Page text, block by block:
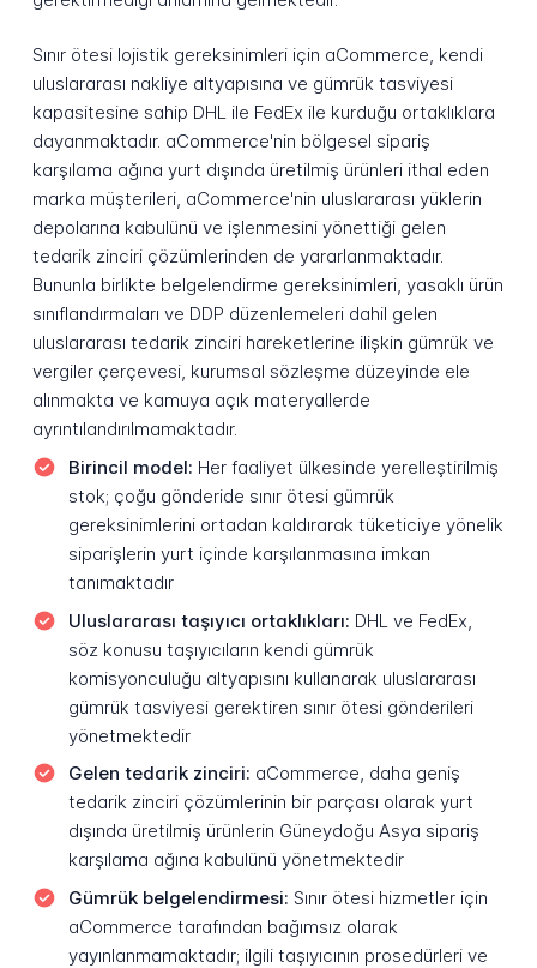
Sınır ötesi lojistik gereksinimleri için aCommerce, kendi
uluslararası nakliye altyapısına ve gümrük tasviyesi
kapasitesine sahip DHL ile FedEx ile kurduğu ortaklıklara
dayanmaktadır. aCommerce'nin bölgesel sipariş
karşılama ağına yurt dışında üretilmiş ürünleri ithal eden
marka müşterileri, aCommerce'nin uluslararası yüklerin
depolarına kabulünü ve işlenmesini yönettiği gelen
tedarik zinciri çözümlerinden de yararlanmaktadır.
Bununla birlikte belgelendirme gereksinimleri, yasaklı ürün
sınıflandırmaları ve DDP düzenlemeleri dahil gelen
uluslararası tedarik zinciri hareketlerine ilişkin gümrük ve
vergiler çerçevesi, kurumsal sözleşme düzeyinde ele
alınmakta ve kamuya açık materyallerde
ayrıntılandırılmamaktadır.
Birincil model: Her faaliyet ülkesinde yerelleştirilmiş
stok; çoğu gönderide sınır ötesi gümrük
gereksinimlerini ortadan kaldırarak tüketiciye yönelik
siparişlerin yurt içinde karşılanmasına imkan
tanımaktadır
Uluslararası taşıyıcı ortaklıkları: DHL ve FedEx,
söz konusu taşıyıcıların kendi gümrük
komisyonculuğu altyapısını kullanarak uluslararası
gümrük tasviyesi gerektiren sınır ötesi gönderileri
yönetmektedir
Gelen tedarik zinciri: aCommerce, daha geniş
tedarik zinciri çözümlerinin bir parçası olarak yurt
dışında üretilmiş ürünlerin Güneydoğu Asya sipariş
karşılama ağına kabulünü yönetmektedir
Gümrük belgelendirmesi: Sınır ötesi hizmetler için
aCommerce tarafından bağımsız olarak
yayınlanmamaktadır; ilgili taşıyıcının prosedürleri ve